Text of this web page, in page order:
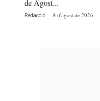
de Agost...
Redacció - 8 d'agost de 2026